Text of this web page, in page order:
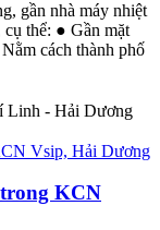
gần nhà máy nhiệt
thể: ● Gần mặt
cách thành phố
Linh - Hải Dương
KCN